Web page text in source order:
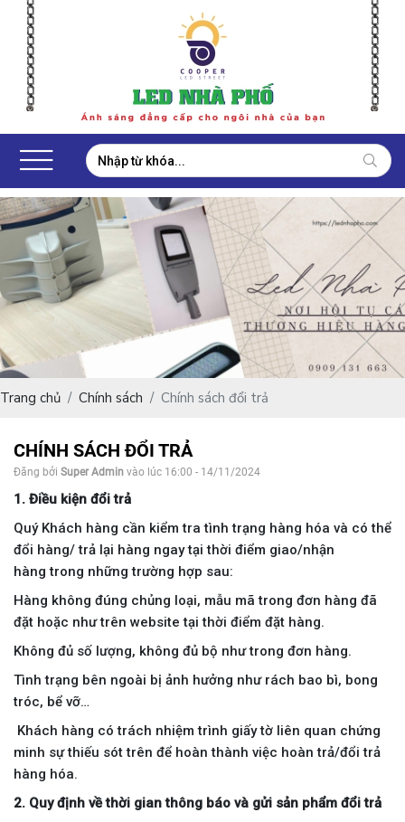
Trang chủ Chính sách Chính sách đổi trả
CHÍNH SÁCH ĐỔI TRẢ
Đăng bởi Super Admin vào lúc 16:00 - 14/11/2024
1. Điều kiện đổi trả
Quý Khách hàng cần kiểm tra tình trạng hàng hóa và có thể
đổi hàng/ trả lại hàng ngay tại thời điểm giao/nhận
hàng trong những trường hợp sau:
Hàng không đúng chủng loại, mẫu mã trong đơn hàng đã
đặt hoặc như trên website tại thời điểm đặt hàng.
Không đủ số lượng, không đủ bộ như trong đơn hàng.
Tình trạng bên ngoài bị ảnh hưởng như rách bao bì, bong
tróc, bể vỡ…
Khách hàng có trách nhiệm trình giấy tờ liên quan chứng
minh sự thiếu sót trên để hoàn thành việc hoàn trả/đổi trả
hàng hóa.
2. Quy định về thời gian thông báo và gửi sản phẩm đổi trả